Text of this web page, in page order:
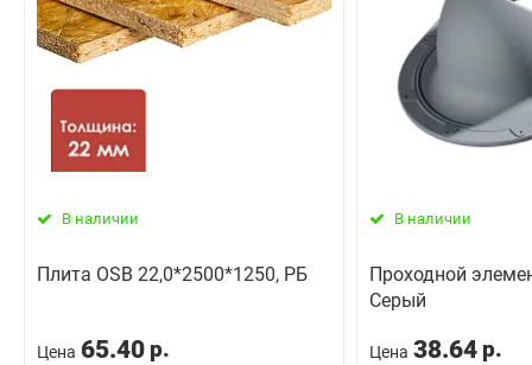
В наличии
Плита OSB 22,0*2500*1250, РБ
Цена 65.40 р.
В наличии
Проходной
Серый
Цена 38.64 р.